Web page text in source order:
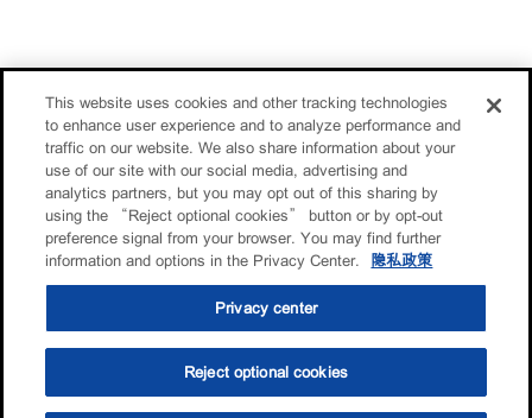
This website uses cookies and other tracking technologies
to enhance user experience and to analyze performance and
traffic on our website. We also share information about your
use of our site with our social media, advertising and
analytics partners, but you may opt out of this sharing by
using the “Reject optional cookies” button or by opt-out
preference signal from your browser. You may find further
information and options in the Privacy Center.
隐私政策
Privacy center
Reject optional cookies